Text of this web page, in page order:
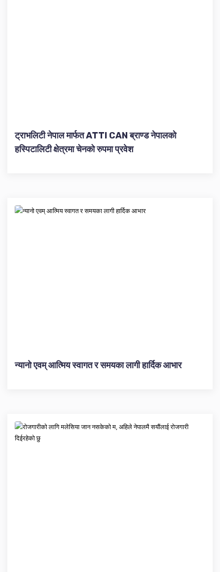
ट्राभलिटी नेपाल मार्फत ATTI CAN ब्राण्ड नेपालको
हस्पिटालिटी क्षेत्रमा चेनको रुपमा प्रवेश
न्यानो एवम् आत्मिय स्वागत र समयका लागी हार्दिक आभार